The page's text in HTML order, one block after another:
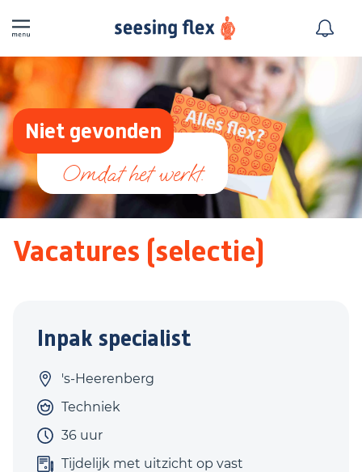
Niet gevonden
Vacatures (selectie)
Inpak specialist
's-Heerenberg
Techniek
36 uur
Tijdelijk met uitzicht op vast